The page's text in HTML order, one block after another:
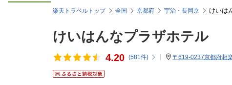
楽天トラベルトップ 全国 京都府 宇治・長岡京 けいは
けいはんなプラザホテル
4.20 (581件) 〒619-0237京都府相